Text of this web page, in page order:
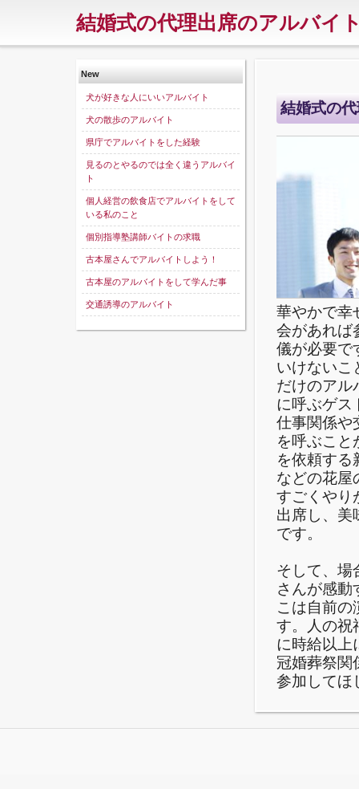
結婚式の代理出席のアルバイ
New
犬が好きな人にいいアルバイト
犬の散歩のアルバイト
県庁でアルバイトをした経験
見るのとやるのでは全く違うアルバイ
ト
個人経営の飲食店でアルバイトをして
いる私のこと
個別指導塾講師バイトの求職
古本屋さんでアルバイトしよう！
古本屋のアルバイトをして学んだ事
交通誘導のアルバイト
結婚式の
華やかで幸
会があれば
儀が必要で
いけないこ
だけのアル
に呼ぶゲス
仕事関係や
を呼ぶこと
を依頼する
などの花屋
すごくやり
出席し、美
です。
そして、場
さんが感動
こは自前の
す。人の祝
に時給以上
冠婚葬祭関
参加してほ